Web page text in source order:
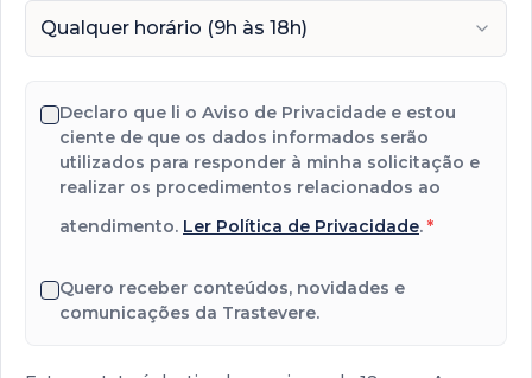
Qualquer horário (9h às 18h)
Declaro que li o Aviso de Privacidade e estou
ciente de que os dados informados serão
utilizados para responder à minha solicitação e
realizar os procedimentos relacionados ao
atendimento. Ler Política de Privacidade. *
Quero receber conteúdos, novidades e
comunicações da Trastevere.